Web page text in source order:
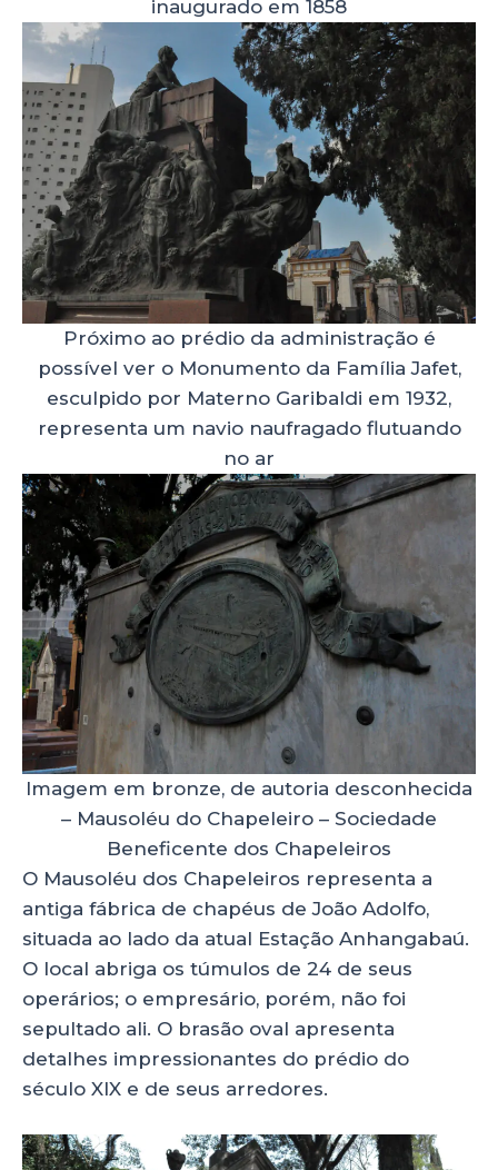
inaugurado em 1858
Próximo ao prédio da administração é
possível ver o Monumento da Família Jafet,
esculpido por Materno Garibaldi em 1932,
representa um navio naufragado flutuando
no ar
Imagem em bronze, de autoria desconhecida
– Mausoléu do Chapeleiro – Sociedade
Beneficente dos Chapeleiros
O Mausoléu dos Chapeleiros representa a
antiga fábrica de chapéus de João Adolfo,
situada ao lado da atual Estação Anhangabaú.
O local abriga os túmulos de 24 de seus
operários; o empresário, porém, não foi
sepultado ali. O brasão oval apresenta
detalhes impressionantes do prédio do
século XIX e de seus arredores.